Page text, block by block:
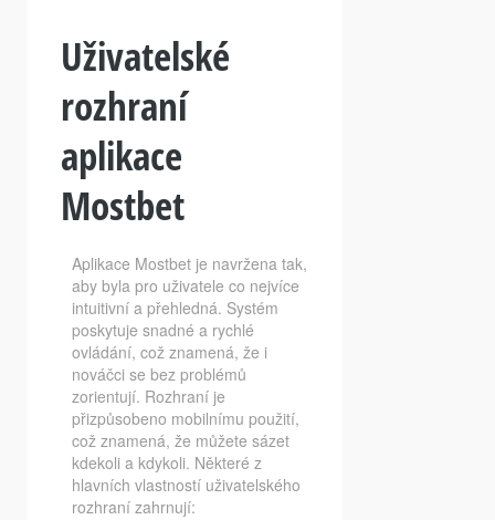
Uživatelské
rozhraní
aplikace
Mostbet
Aplikace Mostbet je navržena tak,
aby byla pro uživatele co nejvíce
intuitivní a přehledná. Systém
poskytuje snadné a rychlé
ovládání, což znamená, že i
nováčci se bez problémů
zorientují. Rozhraní je
přizpůsobeno mobilnímu použití,
což znamená, že můžete sázet
kdekoli a kdykoli. Některé z
hlavních vlastností uživatelského
rozhraní zahrnují: